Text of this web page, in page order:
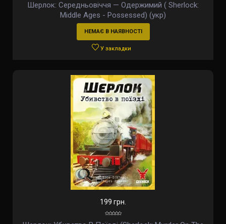
Шерлок: Середньовіччя — Одержимий ( Sherlock:
Middle Ages - Possessed) (укр)
НЕМАЄ В НАЯВНОСТІ
У закладки
199 грн.